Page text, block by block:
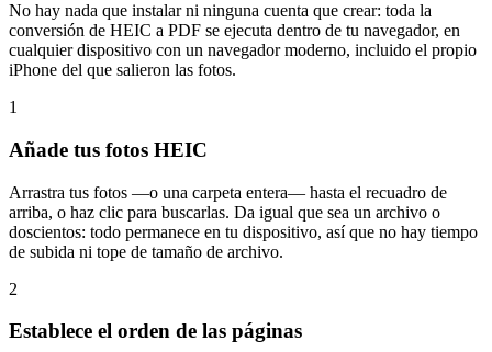
No hay nada que instalar ni ninguna cuenta que crear: toda la
conversión de HEIC a PDF se ejecuta dentro de tu navegador, en
cualquier dispositivo con un navegador moderno, incluido el propio
iPhone del que salieron las fotos.
1
Añade tus fotos HEIC
Arrastra tus fotos —o una carpeta entera— hasta el recuadro de
arriba, o haz clic para buscarlas. Da igual que sea un archivo o
doscientos: todo permanece en tu dispositivo, así que no hay tiempo
de subida ni tope de tamaño de archivo.
2
Establece el orden de las páginas